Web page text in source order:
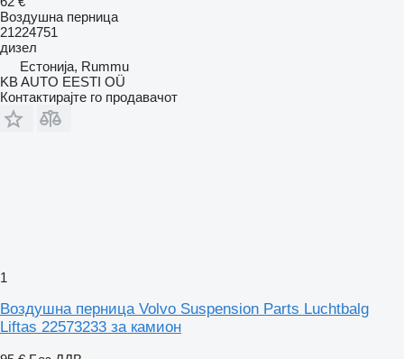
Воздушна перница
21224751
дизел
Естонија, Rummu
KB AUTO EESTI OÜ
Контактирајте го продавачот
1
Воздушна перница Volvo Suspension Parts Luchtbalg
Liftas 22573233 за камион